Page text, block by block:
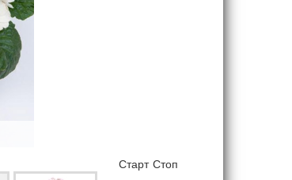
Старт Стоп